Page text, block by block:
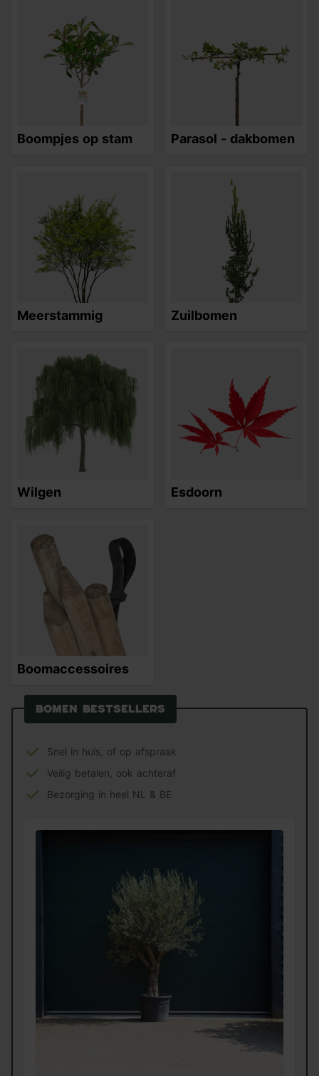
Boompjes op stam Parasol - dakbomen
Meerstammig Zuilbomen
Wilgen Esdoorn
Boomaccessoires
Bomen bestsellers
Snel in huis, of op afspraak
Veilig betalen, ook achteraf
Bezorging in heel NL & BE